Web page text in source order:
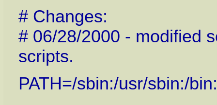
# Changes:
# 06/28/2000 - modified
scripts.
PATH=/sbin:/usr/sbin:/